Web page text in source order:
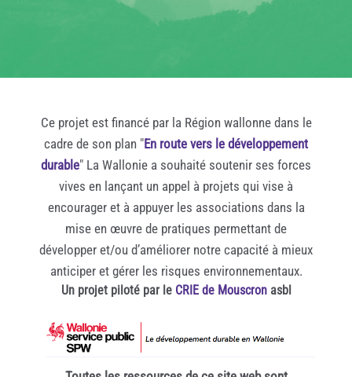
Ce projet est financé par la Région wallonne dans le
cadre de son plan "En route vers le développement
durable" La Wallonie a souhaité soutenir ses forces
vives en lançant un appel à projets qui vise à
encourager et à appuyer les associations dans la
mise en œuvre de pratiques permettant de
développer et/ou d’améliorer notre capacité à mieux
anticiper et gérer les risques environnementaux.
Un projet piloté par le CRIE de Mouscronasbl